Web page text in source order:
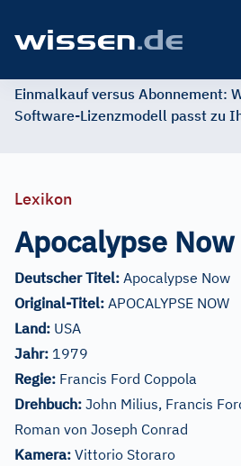
Einmalkauf versus Abonnement:
Software-Lizenzmodell passt zu
Lexikon
Apocalypse Now
Deutscher Titel: Apocalypse Now
Original-Titel: APOCALYPSE NOW
Land: USA
Jahr: 1979
Regie: Francis Ford Coppola
Drehbuch: John Milius, Francis
Roman von Joseph Conrad
Kamera: Vittorio Storaro